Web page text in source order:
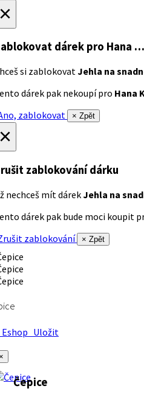
dárek pro Hana …
si zablokovatJehla na
dárek pak nekoupí pro Hana
zablokovat
× Zpět
zablokování dárku
nechceš mít dárekJehla na
dárek pak bude moci koupit
zablokování
× Zpět
Uložit
Čepice